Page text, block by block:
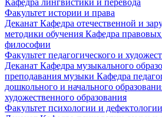
Факультет истории и права
Деканат Кафедра отечественной и
методики обучения Кафедра
философии
Факультет педагогического и
Деканат Кафедра музыкального
преподавания музыки Кафедра
дошкольного и начального
художественного образования
Факультет психологии и дефектологии